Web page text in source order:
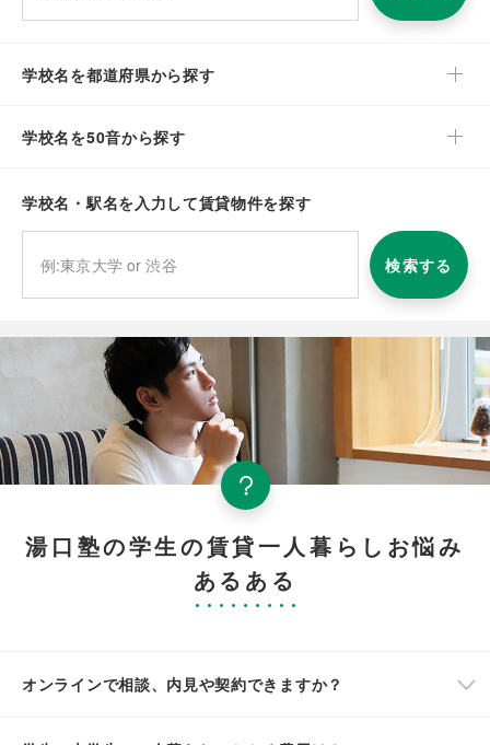
学校名を都道府県から探す
学校名を50音から探す
学校名・駅名を入力して賃貸物件を探す
検索する
湯口塾の学生の賃貸一人暮らしお悩み
あるある
オンラインで相談、内見や契約できますか？